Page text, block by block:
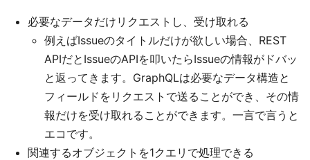
必要なデータだけリクエストし、受け取れる
例えばIssueのタイトルだけが欲しい場合、REST
APIだとIssueのAPIを叩いたらIssueの情報がドバッ
と返ってきます。GraphQLは必要なデータ構造と
フィールドをリクエストで送ることができ、その情
報だけを受け取れることができます。一言で言うと
エコです。
関連するオブジェクトを1クエリで処理できる